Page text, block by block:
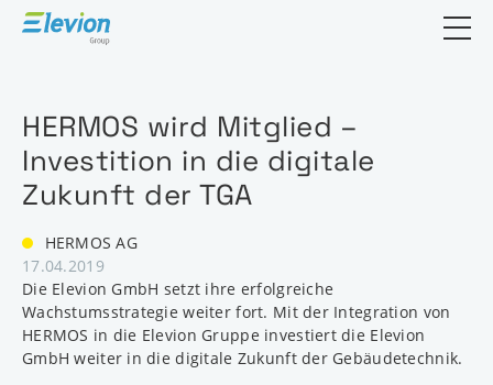
Suchfeld
HERMOS wird Mitglied –
Investition in die digitale
Zukunft der TGA
HERMOS AG
17.04.2019
Die Elevion GmbH setzt ihre erfolgreiche
Wachstumsstrategie weiter fort. Mit der Integration von
HERMOS in die Elevion Gruppe investiert die Elevion
GmbH weiter in die digitale Zukunft der Gebäudetechnik.